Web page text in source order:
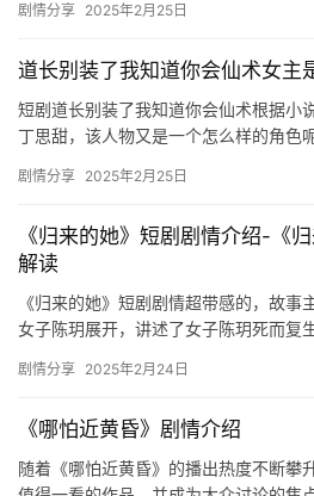
家…
剧情分享 2025年2月25日
道长别装了我知道你会仙术女主
短剧道长别装了我知道你会仙术根据小
丁思甜，该人物又是一个怎么样的角色
剧情分享 2025年2月25日
《归来的她》短剧剧情介绍-《
解读
《归来的她》短剧剧情超带感的，故事
女子陈玥展开，讲述了女子陈玥死而复
吧。 《…
剧情分享 2025年2月24日
《哪怕近黄昏》剧情介绍
随着《哪怕近黄昏》的播出热度不断攀